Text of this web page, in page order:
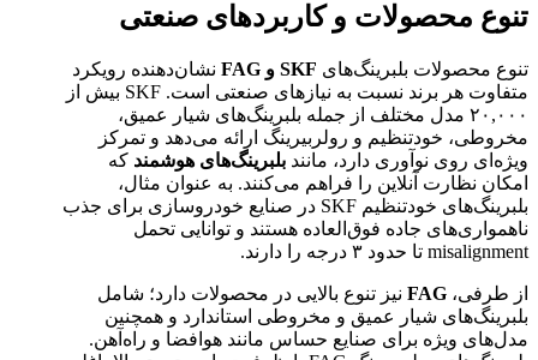
تنوع محصولات و کاربردهای صنعتی
تنوع محصولات بلبرینگ‌های SKF و
نشان‌دهنده رویکرد
متفاوت هر برند نسبت به نیازهای صنعتی است. SKF بیش از
۲۰,۰۰۰ مدل مختلف از جمله بلبرینگ‌های شیار عمیق،
مخروطی، خودتنظیم و رولربیرینگ ارائه می‌دهد و تمرکز
ویژه‌ای روی نوآوری دارد، مانند بلبرینگ‌های هوشمند که
امکان نظارت آنلاین را فراهم می‌کنند. به عنوان مثال،
بلبرینگ‌های خودتنظیم SKF در صنایع خودروسازی برای جذب
ناهمواری‌های جاده فوق‌العاده هستند و توانایی تحمل
misalignment تا حدود ۳ درجه را دارند.
از طرفی، FAG نیز تنوع بالایی در محصولات دارد؛ شامل
بلبرینگ‌های شیار عمیق و مخروطی استاندارد و همچنین
مدل‌های ویژه برای صنایع حساس مانند هوافضا و راه‌آهن.